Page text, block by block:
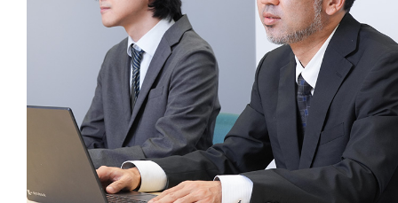
私たちのこだわり
数字で見る
NTTデータ ウェーブ